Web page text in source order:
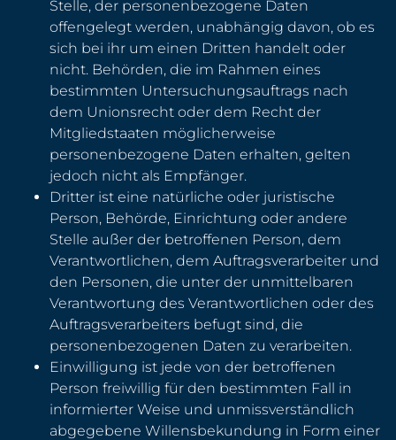
Stelle, der personenbezogene Daten
offengelegt werden, unabhängig davon, ob es
sich bei ihr um einen Dritten handelt oder
nicht. Behörden, die im Rahmen eines
bestimmten Untersuchungsauftrags nach
dem Unionsrecht oder dem Recht der
Mitgliedstaaten möglicherweise
personenbezogene Daten erhalten, gelten
jedoch nicht als Empfänger.
Dritter ist eine natürliche oder juristische
Person, Behörde, Einrichtung oder andere
Stelle außer der betroffenen Person, dem
Verantwortlichen, dem Auftragsverarbeiter und
den Personen, die unter der unmittelbaren
Verantwortung des Verantwortlichen oder des
Auftragsverarbeiters befugt sind, die
personenbezogenen Daten zu verarbeiten.
Einwilligung ist jede von der betroffenen
Person freiwillig für den bestimmten Fall in
informierter Weise und unmissverständlich
abgegebene Willensbekundung in Form einer